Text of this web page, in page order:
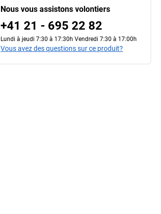
Nous vous assistons volontiers
+41 21 - 695 22 82
Lundi à jeudi 7:30 à 17:30h Vendredi 7:30 à 17:00h
Vous avez des questions sur ce produit?